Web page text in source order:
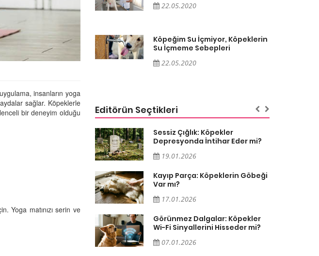
insanların yoga
sağlar. Köpeklerle
bir deneyim olduğu
Yoga matınızı serin ve
Su İçmiyor, Köpeklerin
Sebepleri
22.05.2020
Köpeğim Su İçmiyor, Köpeklerin
Su İçmeme Sebepleri
22.05.2020
Editörün Seçtikleri
Sessiz Çığlık: Köpekler
Depresyonda İntihar Eder mi?
19.01.2026
Kayıp Parça: Köpeklerin Göbeği
Var mı?
17.01.2026
Görünmez Dalgalar: Köpekler
Wi-Fi Sinyallerini Hisseder mi?
07.01.2026